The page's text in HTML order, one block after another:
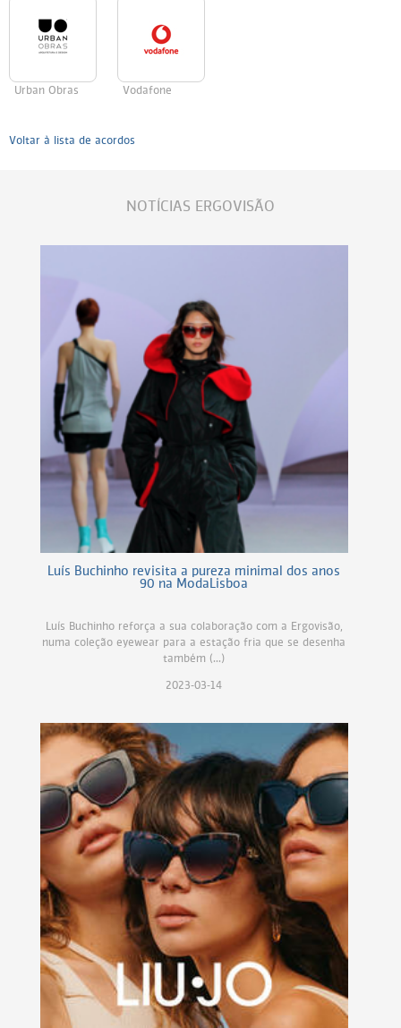
Urban Obras Vodafone
Voltar à lista de acordos
NOTÍCIAS ERGOVISÃO
Luís Buchinho revisita a pureza minimal dos anos
90 na ModaLisboa
Luís Buchinho reforça a sua colaboração com a Ergovisão,
numa coleção eyewear para a estação fria que se desenha
também (...)
2023-03-14